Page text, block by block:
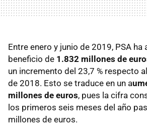
Entre enero y junio de 2019, PSA ha
beneficio de 1.832 millones de
un incremento del 23,7 % respecto
de 2018. Esto se traduce en un a
millones de euros, pues la cifra
los primeros seis meses del año
millones de euros.